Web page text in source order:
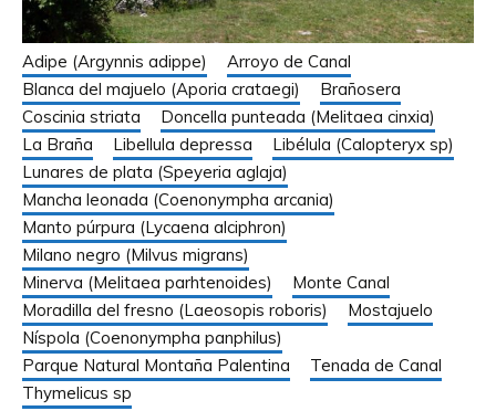
Adipe (Argynnis adippe)
Arroyo de Canal
Blanca del majuelo (Aporia crataegi)
Brañosera
Coscinia striata
Doncella punteada (Melitaea cinxia)
La Braña
Libellula depressa
Libélula (Calopteryx sp)
Lunares de plata (Speyeria aglaja)
Mancha leonada (Coenonympha arcania)
Manto púrpura (Lycaena alciphron)
Milano negro (Milvus migrans)
Minerva (Melitaea parhtenoides)
Monte Canal
Moradilla del fresno (Laeosopis roboris)
Mostajuelo
Níspola (Coenonympha panphilus)
Parque Natural Montaña Palentina
Tenada de Canal
Thymelicus sp